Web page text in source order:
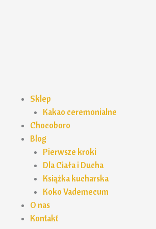
Sklep
Kakao ceremonialne
Chocoboro
Blog
Pierwsze kroki
Dla Ciała i Ducha
Książka kucharska
Koko Vademecum
O nas
Kontakt